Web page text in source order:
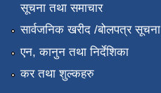
सूचना तथा समाचार
सार्वजनिक खरीद /बोलपत्र सूचना
एन, कानुन तथा निर्देशिका
कर तथा शुल्कहरु